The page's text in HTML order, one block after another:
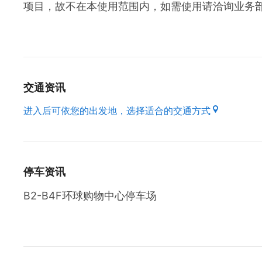
项目，故不在本使用范围内，如需使用请洽询业务
交通资讯
进入后可依您的出发地，选择适合的交通方式
停车资讯
B2-B4F环球购物中心停车场